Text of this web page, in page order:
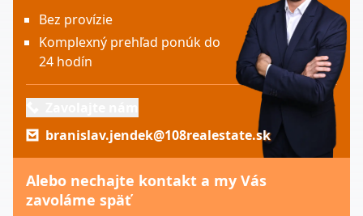
Bez provízie
Komplexný prehľad ponúk do
24 hodín
branislav.jendek@108realestate.sk
Alebo nechajte kontakt a my Vás
zavoláme späť